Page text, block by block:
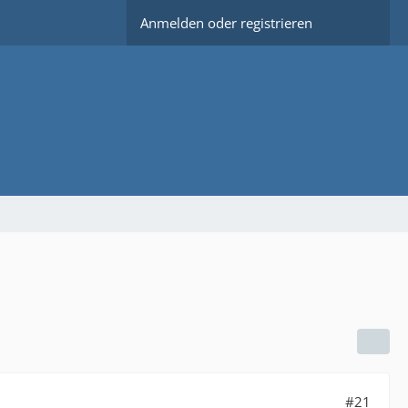
Anmelden oder registrieren
#21